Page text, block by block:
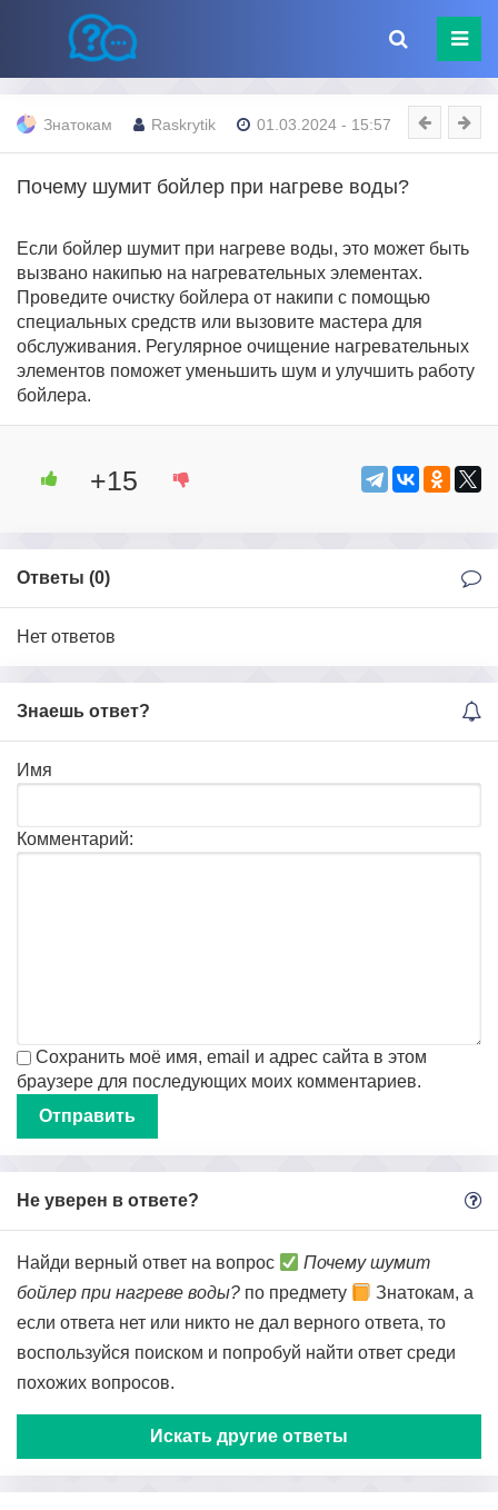
Знатокам Raskrytik 01.03.2024 - 15:57
Почему шумит бойлер при нагреве воды?
Если бойлер шумит при нагреве воды, это может быть
вызвано накипью на нагревательных элементах.
Проведите очистку бойлера от накипи с помощью
специальных средств или вызовите мастера для
обслуживания. Регулярное очищение нагревательных
элементов поможет уменьшить шум и улучшить работу
бойлера.
+15
Ответы (0)
Нет ответов
Знаешь ответ?
Имя
Комментарий:
Сохранить моё имя, email и адрес сайта в этом
браузере для последующих моих комментариев.
Не уверен в ответе?
Найди верный ответ на вопрос
Почему шумит
бойлер при нагреве воды? по предмету
Знатокам, а
если ответа нет или никто не дал верного ответа, то
воспользуйся поиском и попробуй найти ответ среди
похожих вопросов.
Искать другие ответы